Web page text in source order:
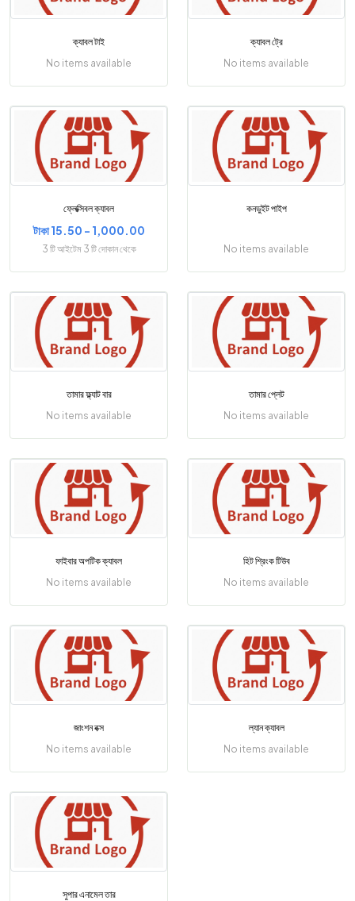
ক্যাবল টাই
No items available
ক্যাবল ট্রে
No items available
ফ্লেক্সিবল ক্যাবল
টাকা 15.50 - 1,000.00
3 টি আইটেম 3 টি দোকান থেকে
কনডুইট পাইপ
No items available
তামার ফ্ল্যাট বার
No items available
তামার প্লেট
No items available
ফাইবার অপটিক ক্যাবল
No items available
হিট শ্রিংক টিউব
No items available
জাংশন বক্স
No items available
ল্যান ক্যাবল
No items available
সুপার এনামেল তার